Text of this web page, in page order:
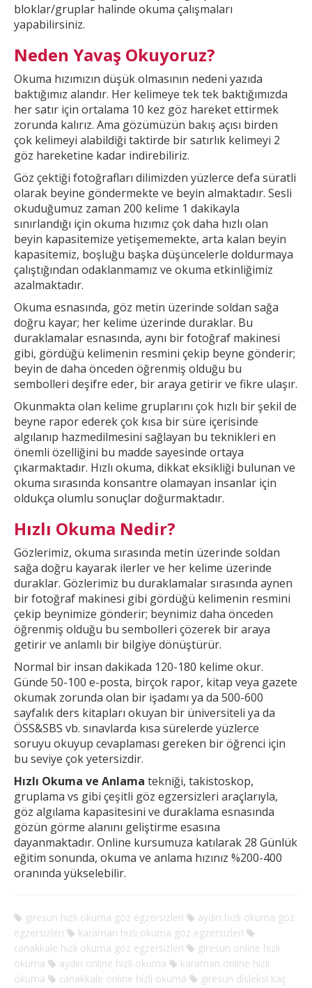
bloklar/gruplar halinde okuma çalışmaları
yapabilirsiniz.
Neden Yavaş Okuyoruz?
Okuma hızımızın düşük olmasının nedeni yazıda
baktığımız alandır. Her kelimeye tek tek baktığımızda
her satır için ortalama 10 kez göz hareket ettirmek
zorunda kalırız. Ama gözümüzün bakış açısı birden
çok kelimeyi alabildiği taktirde birsatırlık kelimeyi 2
göz hareketine kadar indirebiliriz.
Göz çektiği fotoğrafları dilimizden yüzlerce defa süratli
olarak beyine göndermekte ve beyin almaktadır. Sesli
okuduğumuz zaman 200 kelime 1 dakikayla
sınırlandığı için okuma hızımız çok daha hızlı olan
beyin kapasitemize yetişememekte, arta kalan beyin
kapasitemiz, boşluğu başka düşüncelerle doldurmaya
çalıştığından odaklanmamız ve okuma etkinliğimiz
azalmaktadır.
Okuma esnasında, göz metin üzerinde soldan sağa
doğru kayar; her kelime üzerinde duraklar. Bu
duraklamalar esnasında, aynı bir fotoğraf makinesi
gibi, gördüğü kelimenin resmini çekip beyne gönderir;
beyin de daha önceden öğrenmiş olduğu bu
sembolleri deşifre eder, bir araya getirir ve fikre ulaşır.
Okunmakta olan kelime gruplarını çok hızlı bir şekil de
beyne rapor ederek çok kısa bir süre içerisinde
algılanıp hazmedilmesini sağlayan bu teknikleri en
önemli özelliğini bu madde sayesinde ortaya
çıkarmaktadır. Hızlı okuma, dikkateksikliği bulunan ve
okuma sırasında konsantre olamayan insanlar için
oldukça olumlu sonuçlar doğurmaktadır.
Hızlı Okuma Nedir?
Gözlerimiz, okuma sırasında metin üzerinde soldan
sağa doğru kayarak ilerler ve her kelime üzerinde
duraklar. Gözlerimiz bu duraklamalar sırasında aynen
bir fotoğraf makinesi gibi gördüğü kelimenin resmini
çekip beynimize gönderir; beynimiz daha önceden
öğrenmiş olduğu bu sembolleri çözerek bir araya
getirir ve anlamlı bir bilgiye dönüştürür.
Normal bir insan dakikada 120-180 kelime okur.
Günde 50-100 e-posta, birçok rapor, kitap veya gazete
okumak zorunda olan bir işadamı ya da 500-600
sayfalık ders kitapları okuyan bir üniversiteli ya da
ÖSS&SBS vb. sınavlarda kısa sürelerde yüzlerce
soruyu okuyup cevaplaması gereken bir öğrenci için
bu seviye çok yetersizdir.
Hızlı Okuma ve Anlama tekniği, takistoskop,
gruplama vs gibi çeşitli göz egzersizleri araçlarıyla,
göz algılama kapasitesini ve duraklama esnasında
gözün görme alanını geliştirme esasına
dayanmaktadır. Online kursumuza katılarak 28 Günlük
eğitim sonunda, okuma ve anlama hızınız %200-400
oranında yükselebilir.
giresun hızlı okuma göz egzersizleri
aydin hızlı okuma göz
egzersizleri
karaman hızlı okuma göz egzersizleri
canakkale hızlı okuma göz egzersizleri
giresun online hizli
okuma
aydin online hizli okuma
karaman online hizli
okuma
canakkale online hizli okuma
giresun disleksi kaç